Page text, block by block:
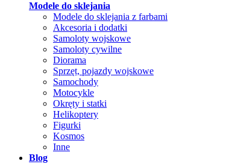
Modele do sklejania
Modele do sklejania z farbami
Akcesoria i dodatki
Samoloty wojskowe
Samoloty cywilne
Diorama
Sprzęt, pojazdy wojskowe
Samochody
Motocykle
Okręty i statki
Helikoptery
Figurki
Kosmos
Inne
Blog